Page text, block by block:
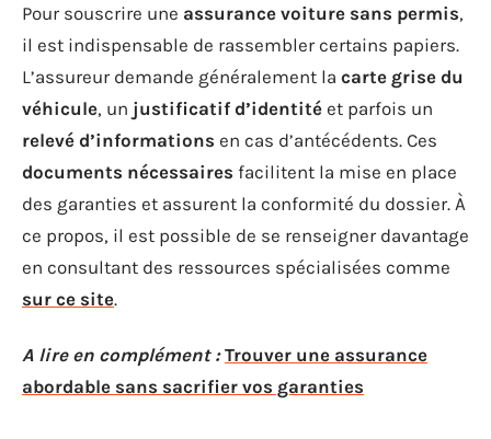
Pour souscrire une assurance voiture sans permis,
il est indispensable de rassembler certains papiers.
L’assureur demande généralement la carte grise du
véhicule, un justificatif d’identité et parfois un
relevé d’informations en cas d’antécédents. Ces
documents nécessaires facilitent la mise en place
des garanties et assurent la conformité du dossier. À
ce propos, il est possible de se renseigner davantage
en consultant des ressources spécialisées comme
sur ce site.
A lire en complément : Trouver une assurance
abordable sans sacrifier vos garanties